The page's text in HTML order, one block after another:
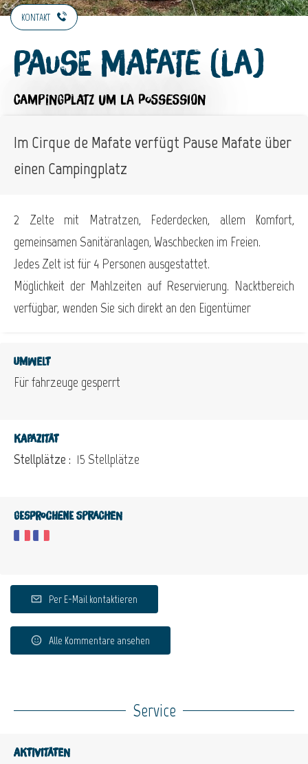
KONTAKT
Pause Mafate (La)
CAMPINGPLATZ UM LA POSSESSION
Im Cirque de Mafate verfügt Pause Mafate über
einen Campingplatz
2 Zelte mit Matratzen, Federdecken, allem Komfort,
gemeinsamen Sanitäranlagen, Waschbecken im Freien.
Jedes Zelt ist für 4 Personen ausgestattet.
Möglichkeit der Mahlzeiten auf Reservierung. Nacktbereich
verfügbar, wenden Sie sich direkt an den Eigentümer
Umwelt
Für fahrzeuge gesperrt
Kapazität
Stellplätze : 15 Stellplätze
Gesprochene Sprachen
Per E-Mail kontaktieren
Alle Kommentare ansehen
Service
Aktivitäten